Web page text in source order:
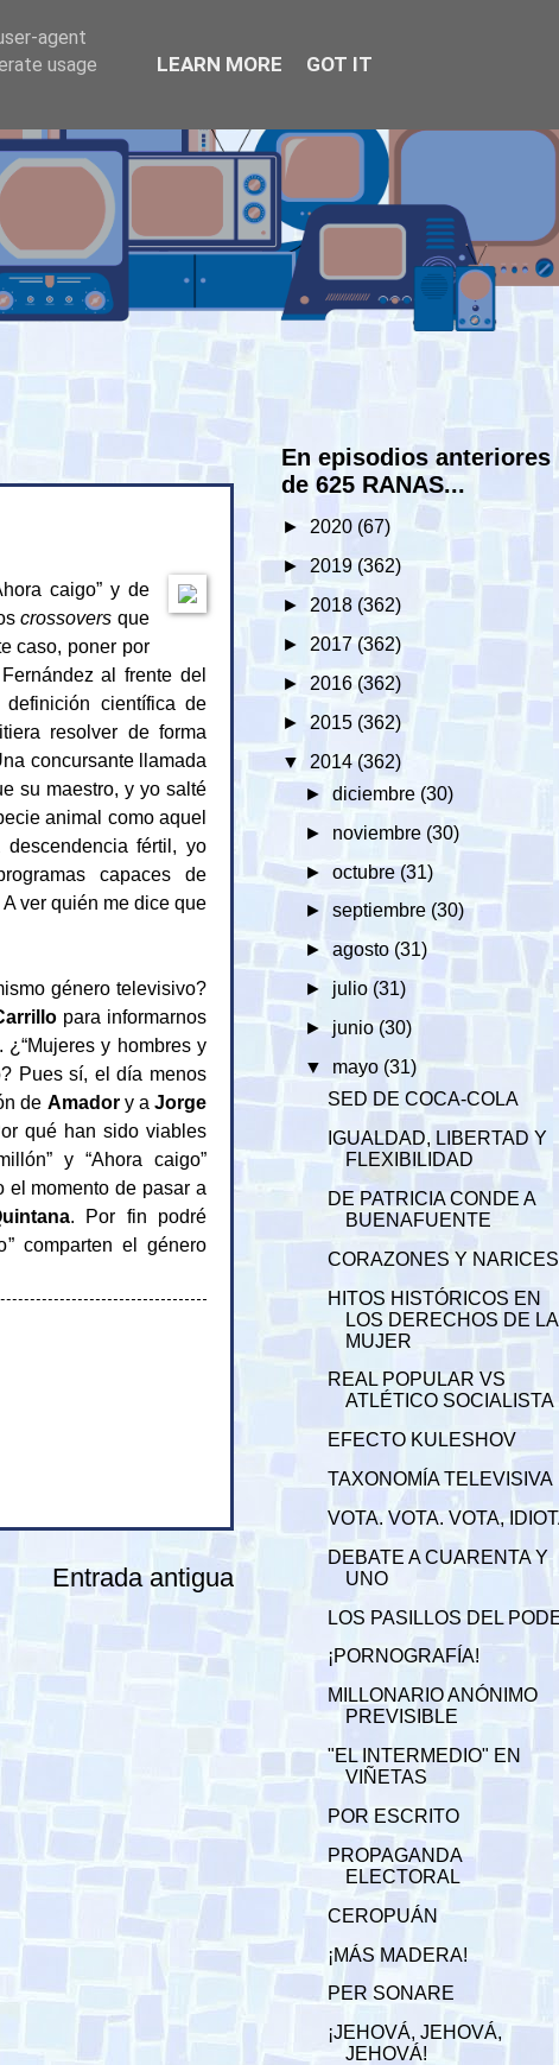
caigo” y de
crossovers que
caso, poner por
al frente del
definición científica de
resolver de forma
concursante llamada
su maestro, y yo salté
animal como aquel
fértil, yo
capaces de
ver quién me dice que
género televisivo?
para informarnos
y hombres y
Pues sí, el día menos
de Amadory aJorge
qué han sido viables
y “Ahora caigo”
el momento de pasar a
. Por fin podré
comparten el género
Entrada antigua
En episodios anteriores
de 625 RANAS...
► 2020 (67)
►2019 (362)
► 2018 (362)
► 2017 (362)
► 2016 (362)
► 2015 (362)
▼ 2014 (362)
► diciembre (30)
► noviembre (30)
► octubre(31)
► septiembre (30)
► agosto (31)
► julio (31)
► junio (30)
▼ mayo (31)
SED DE COCA-COLA
IGUALDAD, LIBERTAD Y
FLEXIBILIDAD
DE PATRICIA CONDE A
BUENAFUENTE
CORAZONES Y NARICES
HITOS HISTÓRICOS EN
LOS DERECHOS DE LA
MUJER
REAL POPULAR VS
ATLÉTICO SOCIALISTA
EFECTO KULESHOV
TAXONOMÍA TELEVISIVA
VOTA. VOTA. VOTA,
DEBATE A CUARENTA Y
UNO
LOS PASILLOS DEL
¡PORNOGRAFÍA!
MILLONARIO ANÓNIMO
PREVISIBLE
"EL INTERMEDIO" EN
VIÑETAS
POR ESCRITO
PROPAGANDA
ELECTORAL
CEROPUÁN
¡MÁS MADERA!
PER SONARE
¡JEHOVÁ, JEHOVÁ,
JEHOVÁ!
agent
usage
LEARN MORE GOT IT